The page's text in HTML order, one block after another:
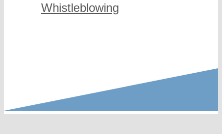
Whistleblowing